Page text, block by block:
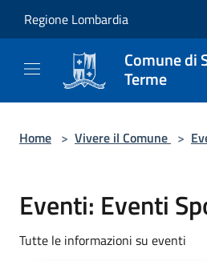
Regione Lombardia
Comune di
Terme
Home > Vivere il Comune >
Eventi: Eventi
Tutte le informazioni su eventi